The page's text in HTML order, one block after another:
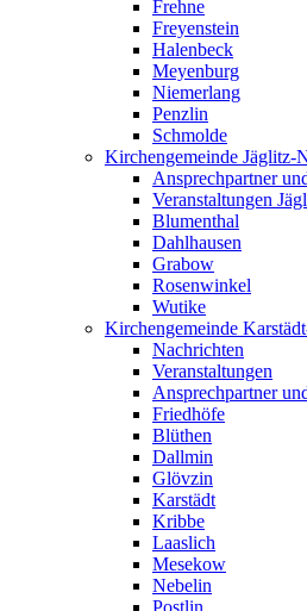
Frehne
Freyenstein
Halenbeck
Meyenburg
Niemerlang
Penzlin
Schmolde
Kirchengemeinde Jäglitz-
Ansprechpartner
Veranstaltungen
Blumenthal
Dahlhausen
Grabow
Rosenwinkel
Wutike
Kirchengemeinde
Nachrichten
Veranstaltungen
Ansprechpartner
Friedhöfe
Blüthen
Dallmin
Glövzin
Karstädt
Kribbe
Laaslich
Mesekow
Nebelin
Postlin